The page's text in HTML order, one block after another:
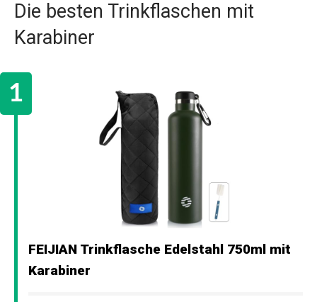
Die besten Trinkflaschen mit
Karabiner
FEIJIAN Trinkflasche Edelstahl 750ml mit
Karabiner